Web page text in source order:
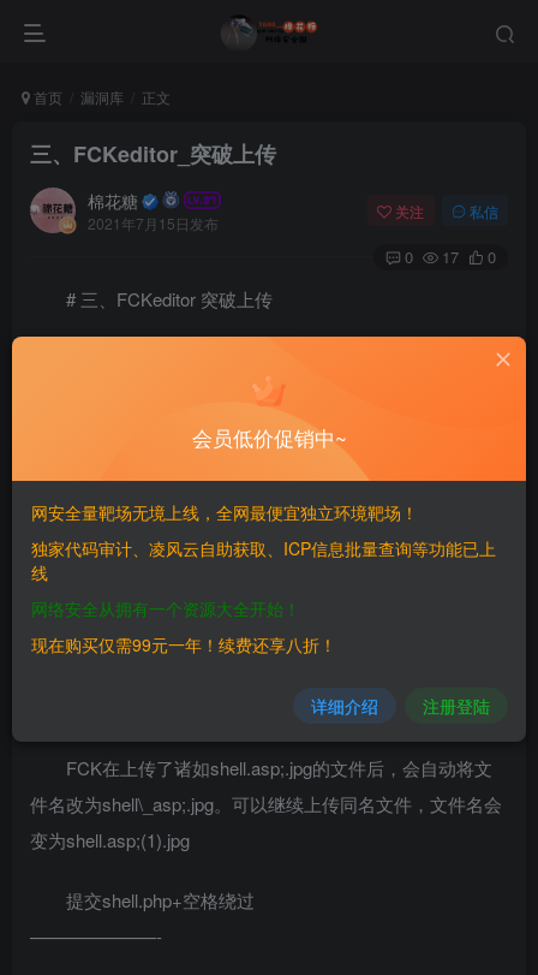
首页 漏洞库 正文
三、FCKeditor_突破上传
棉花糖
2021年7月15日发布
关注 私信
0 17 0
# 三、FCKeditor 突破上传
%00截断，添加文件头等
文件名限制
==========
二次上传绕过
————
FCK在上传了诸如shell.asp;.jpg的文件后，会自动将文
件名改为shell\_asp;.jpg。可以继续上传同名文件，文件名会
变为shell.asp;(1).jpg
提交shell.php+空格绕过
———————-
会员低价促销中~
网安全量靶场无境上线，全网最便宜独立环境靶场！
独家代码审计、凌风云自助获取、ICP信息批量查询等功能已上
线
网络安全从拥有一个资源大全开始！
现在购买仅需99元一年！续费还享八折！
详细介绍 注册登陆